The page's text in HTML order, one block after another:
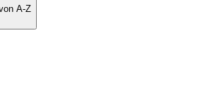
A-Z